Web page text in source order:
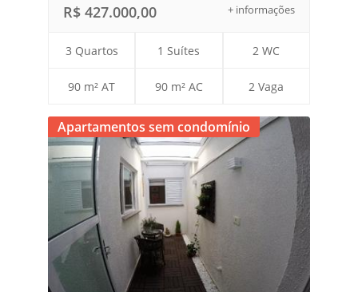
+ informações
R$ 427.000,00
3 Quartos 1 Suítes 2 WC
90 m² AT 90 m² AC 2 Vaga
Apartamentos sem condomínio